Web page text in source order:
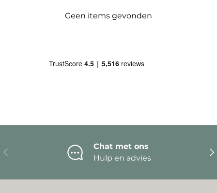
Geen items gevonden
Vorige
Chat met ons
Hulp en advies